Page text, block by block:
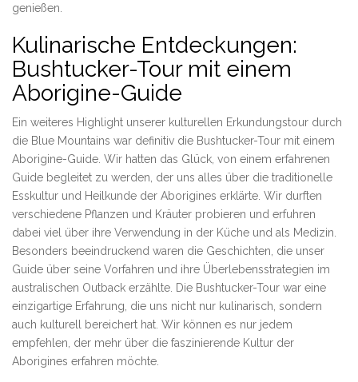
genießen.
Kulinarische Entdeckungen:
Bushtucker-Tour mit einem
Aborigine-Guide
Ein weiteres Highlight unserer kulturellen Erkundungstour durch
die Blue Mountains war definitiv die Bushtucker-Tour mit einem
Aborigine-Guide. Wir hatten das Glück, von einem erfahrenen
Guide begleitet zu werden, der uns alles über die traditionelle
Esskultur und Heilkunde der Aborigines erklärte. Wir durften
verschiedene Pflanzen und Kräuter probieren und erfuhren
dabei viel über ihre Verwendung in der Küche und als Medizin.
Besonders beeindruckend waren die Geschichten, die unser
Guide über seine Vorfahren und ihre Überlebensstrategien im
australischen Outback erzählte. Die Bushtucker-Tour war eine
einzigartige Erfahrung, die uns nicht nur kulinarisch, sondern
auch kulturell bereichert hat. Wir können es nur jedem
empfehlen, der mehr über die faszinierende Kultur der
Aborigines erfahren möchte.